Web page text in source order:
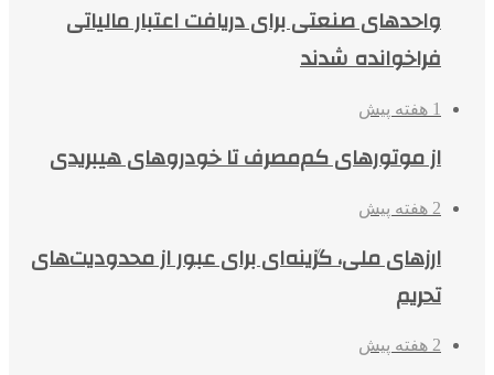
واحدهای صنعتی برای دریافت اعتبار مالیاتی
فراخوانده شدند
1 هفته پیش
از موتورهای کم‌مصرف تا خودروهای هیبریدی
2 هفته پیش
ارزهای ملی، گزینه‌ای برای عبور از محدودیت‌های
تحریم
2 هفته پیش